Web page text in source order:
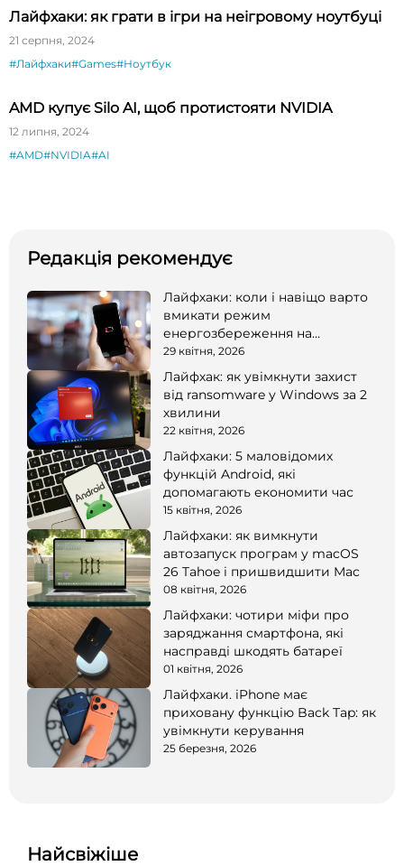
Лайфхаки: як грати в ігри на неігровому ноутбуці
21 серпня, 2024
#Лайфхаки#Games#Ноутбук
AMD купує Silo AI, щоб протистояти NVIDIA
12 липня, 2024
#AMD#NVIDIA#AI
Редакція рекомендує
Лайфхаки: коли і навіщо варто
вмикати режим
енергозбереження на
смартфоні
29 квітня, 2026
Лайфхак: як увімкнути захист
від ransomware у Windows за 2
хвилини
22 квітня, 2026
Лайфхаки: 5 маловідомих
функцій Android, які
допомагають економити час
15 квітня, 2026
Лайфхаки: як вимкнути
автозапуск програм у macOS
26 Tahoe і пришвидшити Mac
08 квітня, 2026
Лайфхаки: чотири міфи про
заряджання смартфона, які
насправді шкодять батареї
01 квітня, 2026
Лайфхаки. iPhone має
приховану функцію Back Tap: як
увімкнути керування
25 березня, 2026
Найсвіжіше